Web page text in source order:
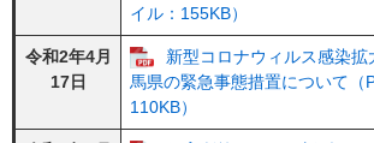
イル：155KB）
令和2年4月
17日
新型コロナウィルス感染
馬県の緊急事態措置について（
110KB）